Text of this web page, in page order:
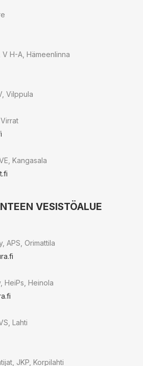
V H-A, Hämeenlinna
Vilppula
VIP, Virrat
Kangasala
VESISTÖALUE
APS, Orimattila
HeiPs, Heinola
Lahti
JKP, Korpilahti